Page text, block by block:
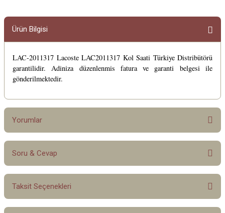
Ürün Bilgisi
LAC-2011317 Lacoste LAC2011317 Kol Saati Türkiye Distribütörü
garantilidir. Adiniza düzenlenmis fatura ve garanti belgesi ile
gönderilmektedir.
Yorumlar
Bu ürüne ilk yorumu siz yapın!
Soru & Cevap
Ürün hakkında henüz soru sorulmamış.
Taksit Seçenekleri